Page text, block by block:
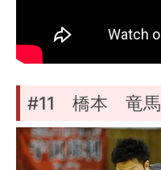
#11 橋本 竜馬